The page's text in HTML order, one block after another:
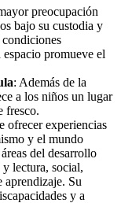
preocupación
bajo su custodia y
promueve el
: Además de la
a los niños un lugar
fresco.
ofrecer experiencias
y el mundo
del desarrollo
lectura, social,
aprendizaje. Su
y a